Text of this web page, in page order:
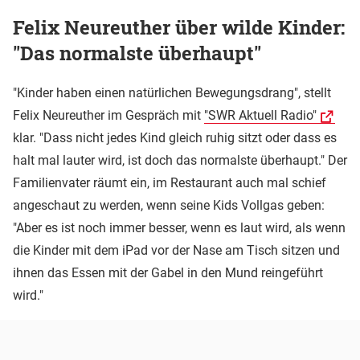
Felix Neureuther über wilde Kinder:
"Das normalste überhaupt"
"Kinder haben einen natürlichen Bewegungsdrang", stellt
Felix Neureuther im Gespräch mit "SWR Aktuell Radio"
klar. "Dass nicht jedes Kind gleich ruhig sitzt oder dass es
halt mal lauter wird, ist doch das normalste überhaupt." Der
Familienvater räumt ein, im Restaurant auch mal schief
angeschaut zu werden, wenn seine Kids Vollgas geben:
"Aber es ist noch immer besser, wenn es laut wird, als wenn
die Kinder mit dem iPad vor der Nase am Tisch sitzen und
ihnen das Essen mit der Gabel in den Mund reingeführt
wird."